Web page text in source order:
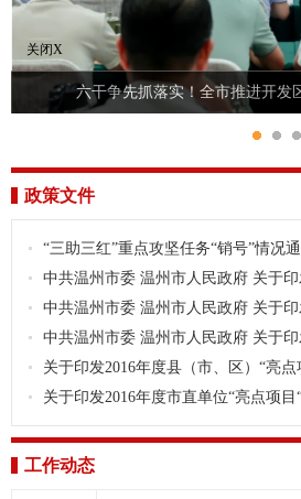
六干争先抓落实！全市推进开发
政策文件
“三助三红”重点攻坚任务“销号”情况
中共温州市委 温州市人民政府 关于印
县（市、区）、市直单位 考绩办法》的
中共温州市委 温州市人民政府 关于印
县（市、区）考绩办法》和《2017年度
法》的通知
中共温州市委 温州市人民政府 关于印
县（市、区）考绩办法》和《2016年度市
法》的通知
关于印发2016年度县（市、区）“亮点
通知关于印发2016年度市直单位“亮点项目
工作动态
关闭X